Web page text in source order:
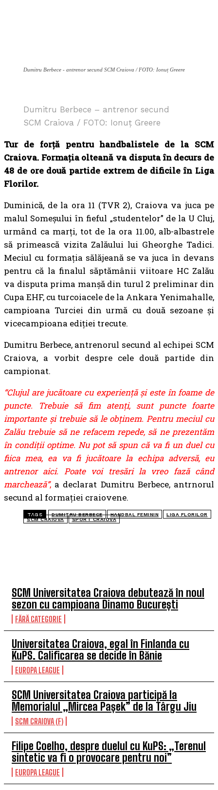
SCM Universitatea Craiova debutează în noul
sezon cu campioana Dinamo București
FĂRĂ CATEGORIE
Universitatea Craiova, egal în Finlanda cu
KuPS. Calificarea se decide în Bănie
EUROPA LEAGUE
SCM Universitatea Craiova participă la
Memorialul „Mircea Pașek” de la Târgu Jiu
SCM CRAIOVA (F)
Filipe Coelho, despre duelul cu KuPS: „Terenul
sintetic va fi o provocare pentru noi”
EUROPA LEAGUE
Dumitru Berbece - antrenor secund SCM Craiova / FOTO: Ionuț Greere
Dumitru Berbece – antrenor secund
SCM Craiova / FOTO: Ionuț Greere
Tur de forță pentru handbalistele de la SCM
Craiova. Formația olteană va disputa în decurs de
48 de ore două partide extrem de dificile în Liga
Florilor.
Duminică, de la ora 11 (TVR 2), Craiova va juca pe
malul Someșului în fieful „studentelor” de la U Cluj,
urmând ca marți, tot de la ora 11.00, alb-albastrele
să primească vizita Zalăului lui Gheorghe Tadici.
Meciul cu formația sălăjeană se va juca în devans
pentru că la finalul săptămânii viitoare HC Zalău
va disputa prima manșă din turul 2 preliminar din
Cupa EHF, cu turcoiacele de la Ankara Yenimahalle,
campioana Turciei din urmă cu două sezoane şi
vicecampioana ediţiei trecute.
Dumitru Berbece, antrenorul secund al echipei SCM
Craiova, a vorbit despre cele două partide din
campionat.
“Clujul are jucătoare cu experienţă şi este în foame de
puncte. Trebuie să fim atenţi, sunt puncte foarte
importante şi trebuie să le obţinem. Pentru meciul cu
Zalău trebuie să ne refacem repede, să ne prezentăm
în condiţii optime. Nu pot să spun că va fi un duel cu
fiica mea, ea va fi jucătoare la echipa adversă, eu
antrenor aici. Poate voi tresări la vreo fază când
marchează”, a declarat Dumitru Berbece, antrnorul
secund al formației craiovene.
TAGS DUMITRU BERBECE HANDBAL FEMININ
LIGA FLORILOR
SCM CRAIOVA
SPORT CRAIOVA